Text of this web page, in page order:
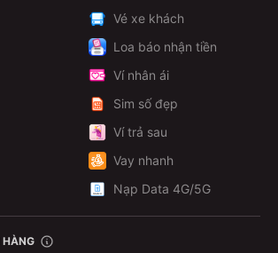
Vé xe khách
Loa báo nhận tiền
Ví nhân ái
Sim số đẹp
Ví trả sau
Vay nhanh
Nạp Data 4G/5G
HÀNG